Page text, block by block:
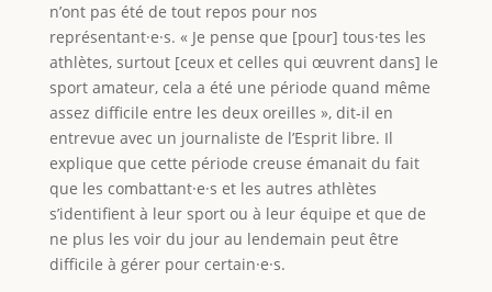
n’ont pas été de tout repos pour nos
représentant·e·s. « Je pense que [pour] tous·tes les
athlètes, surtout [ceux et celles qui œuvrent dans] le
sport amateur, cela a été une période quand même
assez difficile entre les deux oreilles », dit-il en
entrevue avec un journaliste de l’Esprit libre. Il
explique que cette période creuse émanait du fait
que les combattant·e·s et les autres athlètes
s’identifient à leur sport ou à leur équipe et que de
ne plus les voir du jour au lendemain peut être
difficile à gérer pour certain·e·s.